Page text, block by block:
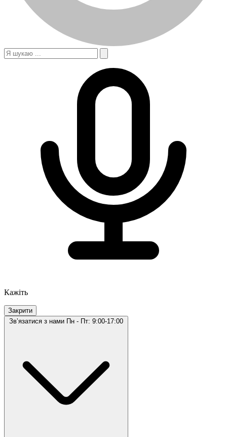
Кажіть
Закрити
Звʼязатися з нами Пн - Пт: 9:00-17:00